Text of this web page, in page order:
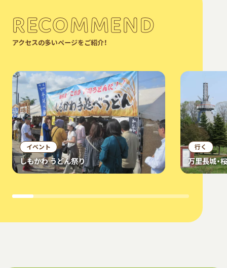
RECOMMEND
アクセスの多いページをご紹介！
イベント
しもかわ うどん祭り
行く
万里長城・